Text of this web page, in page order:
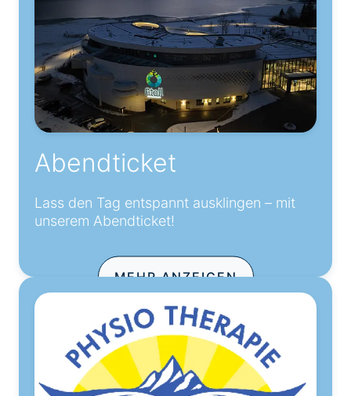
Abendticket
Lass den Tag entspannt ausklingen – mit
unserem Abendticket!
MEHR ANZEIGEN